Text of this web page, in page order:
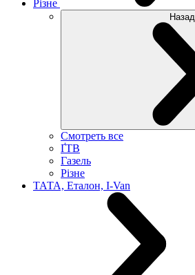
Різне
Назад
Смотреть все
ҐТВ
Газель
Різне
ТАТА, Еталон, I-Van